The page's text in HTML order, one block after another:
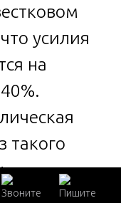
усилия
на
такого
—